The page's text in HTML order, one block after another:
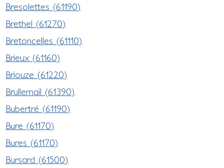
Bresolettes (61190)
Brethel (61270)
Bretoncelles (61110)
Brieux (61160)
Briouze (61220)
Brullemail (61390)
Bubertré (61190)
Bure (61170)
Bures (61170)
Bursard (61500)